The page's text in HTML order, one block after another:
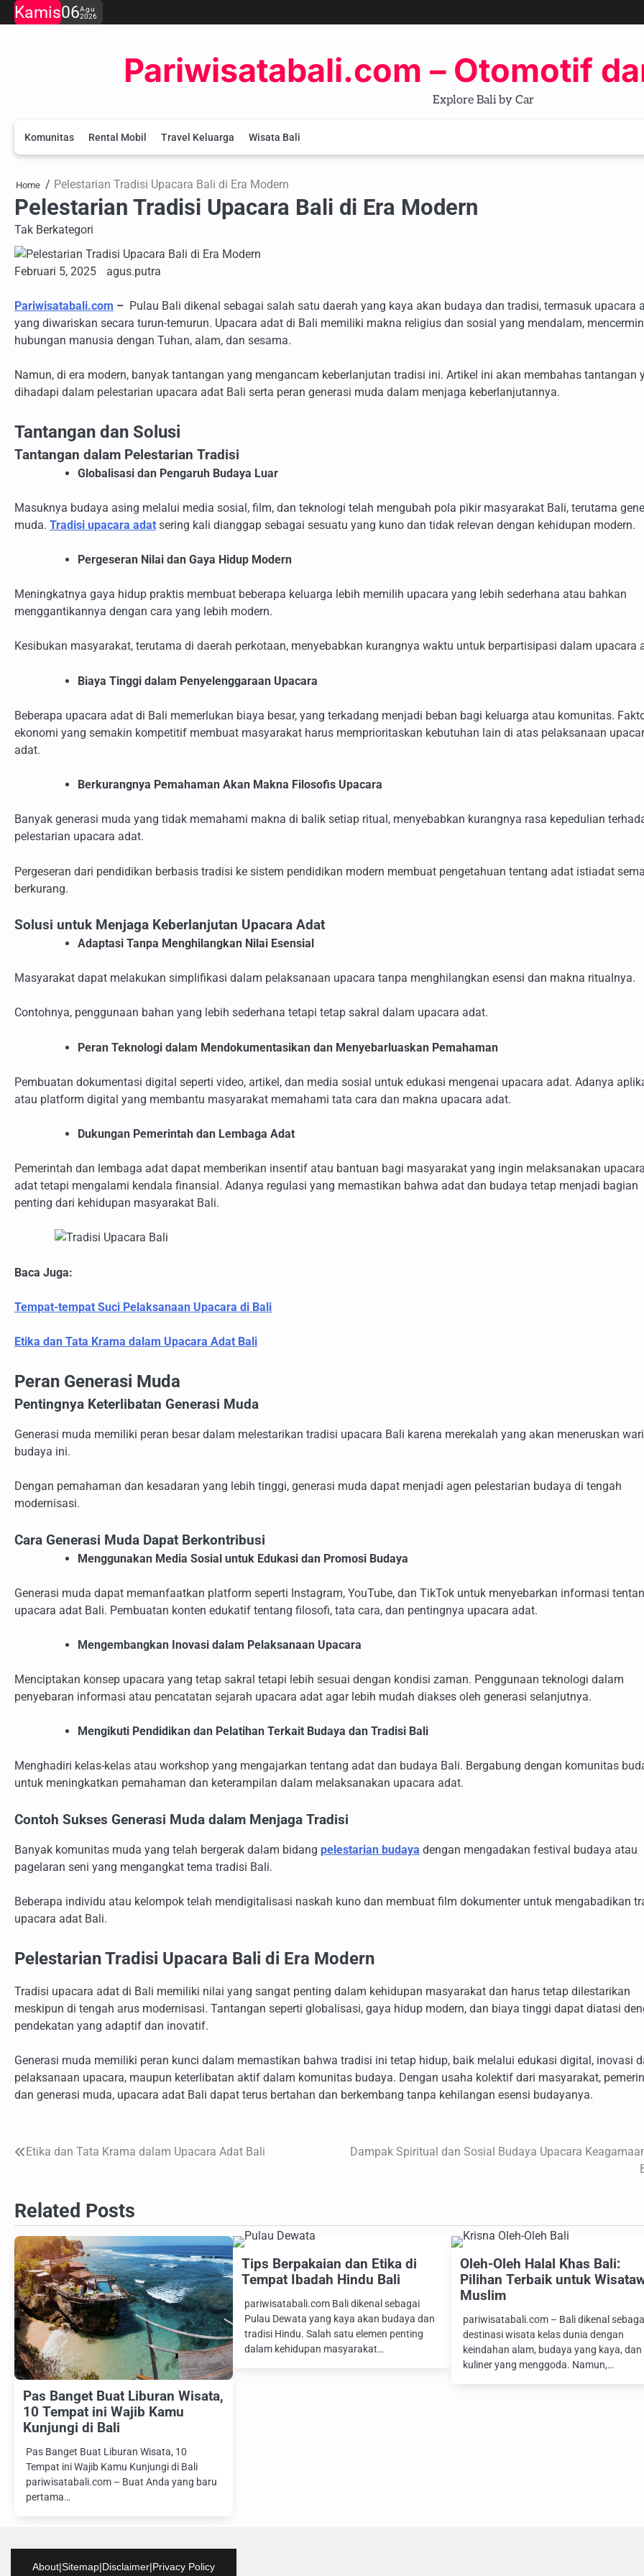
Skip
to
Kamis06Agu
2026
Pariwisatabali.com – Otomotif
Explore Bali by Car
Komunitas Rental Mobil Travel Keluarga Wisata Bali
Home Pelestarian Tradisi Upacara Bali di Era Modern
Pelestarian Tradisi Upacara Bali di Era Modern
Tak Berkategori
Februari 5, 2025 agus.putra
Pariwisatabali.com – Pulau Bali dikenal sebagai salah satu daerah yang kaya akan budaya dan tradisi, termasuk upacara
yang diwariskan secara turun-temurun. Upacara adat di Bali memiliki makna religius dan sosial yang mendalam,
hubungan manusia dengan Tuhan, alam, dan sesama.
Namun, di era modern, banyak tantangan yang mengancam keberlanjutan tradisi ini. Artikel ini akan membahas tantangan
dihadapi dalam pelestarian upacara adat Bali serta peran generasi muda dalam menjaga keberlanjutannya.
Tantangan dan Solusi
Tantangan dalam Pelestarian Tradisi
Globalisasi dan Pengaruh Budaya Luar
Masuknya budaya asing melalui media sosial, film, dan teknologi telah mengubah pola pikir masyarakat Bali, terutama
muda. Tradisi upacara adat sering kali dianggap sebagai sesuatu yang kuno dan tidak relevan dengan kehidupan modern.
Pergeseran Nilai dan Gaya Hidup Modern
Meningkatnya gaya hidup praktis membuat beberapa keluarga lebih memilih upacara yang lebih sederhana atau bahkan
menggantikannya dengan cara yang lebih modern.
Kesibukan masyarakat, terutama di daerah perkotaan, menyebabkan kurangnya waktu untuk berpartisipasi dalam upacara
Biaya Tinggi dalam Penyelenggaraan Upacara
Beberapa upacara adat di Bali memerlukan biaya besar, yang terkadang menjadi beban bagi keluarga atau komunitas.
ekonomi yang semakin kompetitif membuat masyarakat harus memprioritaskan kebutuhan lain di atas pelaksanaan
adat.
Berkurangnya Pemahaman Akan Makna Filosofis Upacara
Banyak generasi muda yang tidak memahami makna di balik setiap ritual, menyebabkan kurangnya rasa kepedulian
pelestarian upacara adat.
Pergeseran dari pendidikan berbasis tradisi ke sistem pendidikan modern membuat pengetahuan tentang adat istiadat
berkurang.
Solusi untuk Menjaga Keberlanjutan Upacara Adat
Adaptasi Tanpa Menghilangkan Nilai Esensial
Masyarakat dapat melakukan simplifikasi dalam pelaksanaan upacara tanpa menghilangkan esensi dan makna ritualnya.
Contohnya, penggunaan bahan yang lebih sederhana tetapi tetap sakral dalam upacara adat.
Peran Teknologi dalam Mendokumentasikan dan Menyebarluaskan Pemahaman
Pembuatan dokumentasi digital seperti video, artikel, dan media sosial untuk edukasi mengenai upacara adat. Adanya
atau platform digital yang membantu masyarakat memahami tata cara dan makna upacara adat.
Dukungan Pemerintah dan Lembaga Adat
Pemerintah dan lembaga adat dapat memberikan insentif atau bantuan bagi masyarakat yang ingin melaksanakan upacara
adat tetapi mengalami kendala finansial. Adanya regulasi yang memastikan bahwa adat dan budaya tetap menjadi bagian
penting dari kehidupan masyarakat Bali.
Baca Juga:
Tempat-tempat Suci Pelaksanaan Upacara di Bali
Etika dan Tata Krama dalam Upacara Adat Bali
Peran Generasi Muda
Pentingnya Keterlibatan Generasi Muda
Generasi muda memiliki peran besar dalam melestarikan tradisi upacara Bali karena merekalah yang akan meneruskan
budaya ini.
Dengan pemahaman dan kesadaran yang lebih tinggi, generasi muda dapat menjadi agen pelestarian budaya di tengah
modernisasi.
Cara Generasi Muda Dapat Berkontribusi
Menggunakan Media Sosial untuk Edukasi dan Promosi Budaya
Generasi muda dapat memanfaatkan platform seperti Instagram, YouTube, dan TikTok untuk menyebarkan informasi
upacara adat Bali. Pembuatan konten edukatif tentang filosofi, tata cara, dan pentingnya upacara adat.
Mengembangkan Inovasi dalam Pelaksanaan Upacara
Menciptakan konsep upacara yang tetap sakral tetapi lebih sesuai dengan kondisi zaman. Penggunaan teknologi dalam
penyebaran informasi atau pencatatan sejarah upacara adat agar lebih mudah diakses oleh generasi selanjutnya.
Mengikuti Pendidikan dan Pelatihan Terkait Budaya dan Tradisi Bali
Menghadiri kelas-kelas atau workshop yang mengajarkan tentang adat dan budaya Bali. Bergabung dengan komunitas
untuk meningkatkan pemahaman dan keterampilan dalam melaksanakan upacara adat.
Contoh Sukses Generasi Muda dalam Menjaga Tradisi
Banyak komunitas muda yang telah bergerak dalam bidang pelestarian budaya dengan mengadakan festival budaya atau
pagelaran seni yang mengangkat tema tradisi Bali.
Beberapa individu atau kelompok telah mendigitalisasi naskah kuno dan membuat film dokumenter untuk mengabadikan
upacara adat Bali.
Pelestarian Tradisi Upacara Bali di Era Modern
Tradisi upacara adat di Bali memiliki nilai yang sangat penting dalam kehidupan masyarakat dan harus tetap dilestarikan
meskipun di tengah arus modernisasi. Tantangan seperti globalisasi, gaya hidup modern, dan biaya tinggi dapat diatasi
pendekatan yang adaptif dan inovatif.
Generasi muda memiliki peran kunci dalam memastikan bahwa tradisi ini tetap hidup, baik melalui edukasi digital, inovasi
pelaksanaan upacara, maupun keterlibatan aktif dalam komunitas budaya. Dengan usaha kolektif dari masyarakat,
dan generasi muda, upacara adat Bali dapat terus bertahan dan berkembang tanpa kehilangan esensi budayanya.
Navigasi
Etika dan Tata Krama dalam Upacara Adat Bali
Dampak Spiritual dan Sosial Budaya Upacara
Related Posts
Pas Banget Buat Liburan Wisata,
10 Tempat ini Wajib Kamu
Kunjungi di Bali
Pas Banget Buat Liburan Wisata, 10
Tempat ini Wajib Kamu Kunjungi di Bali
pariwisatabali.com – Buat Anda yang baru
pertama…
Tips Berpakaian dan Etika di
Tempat Ibadah Hindu Bali
pariwisatabali.com Bali dikenal sebagai
Pulau Dewata yang kaya akan budaya dan
tradisi Hindu. Salah satu elemen penting
dalam kehidupan masyarakat…
Oleh-Oleh Halal Khas Bali:
Pilihan Terbaik untuk
Muslim
pariwisatabali.com – Bali dikenal
destinasi wisata kelas dunia dengan
keindahan alam, budaya yang kaya, dan
kuliner yang menggoda. Namun,…
About|Sitemap|Disclaimer|Privacy Policy